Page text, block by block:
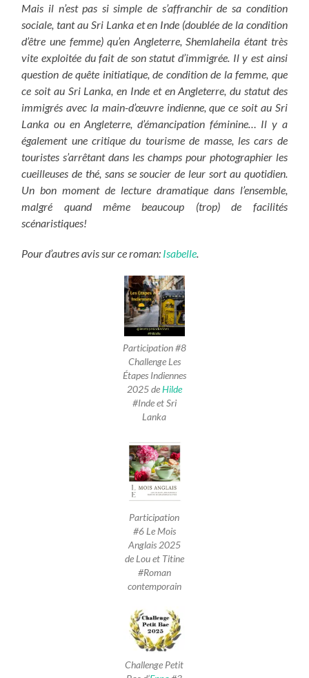
Mais il n’est pas si simple de s’affranchir de sa condition
sociale, tant au Sri Lanka et en Inde (doublée de la condition
d’être une femme) qu’en Angleterre, Shemlaheila étant très
vite exploitée du fait de son statut d’immigrée. Il y est ainsi
question de quête initiatique, de condition de la femme, que
ce soit au Sri Lanka, en Inde et en Angleterre, du statut des
immigrés avec la main-d’œuvre indienne, que ce soit au Sri
Lanka ou en Angleterre, d’émancipation féminine… Il y a
également une critique du tourisme de masse, les cars de
touristes s’arrêtant dans les champs pour photographier les
cueilleuses de thé, sans se soucier de leur sort au quotidien.
Un bon moment de lecture dramatique dans l’ensemble,
malgré quand même beaucoup (trop) de facilités
scénaristiques!
Pour d’autres avis sur ce roman: Isabelle
Participation #8
Challenge Les
Étapes Indiennes
2025 deHilde
#Inde et Sri
Lanka
Participation
#6 Le Mois
Anglais 2025
de Lou et Titine
#Roman
contemporain
Challenge Petit